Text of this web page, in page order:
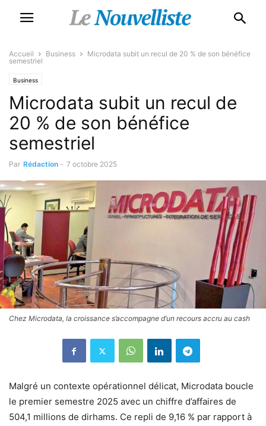
Accueil Business
Microdata subit un recul de 20 % de son bénéfice
semestriel
Business
Microdata subit un recul de
20 % de son bénéfice
semestriel
Par Rédaction - 7 octobre 2025
Chez Microdata, la croissance s’accompagne d’un recours accru au cash
Malgré un contexte opérationnel délicat, Microdata boucle
le premier semestre 2025 avec un chiffre d’affaires de
504,1 millions de dirhams. Ce repli de 9,16 % par rapport à